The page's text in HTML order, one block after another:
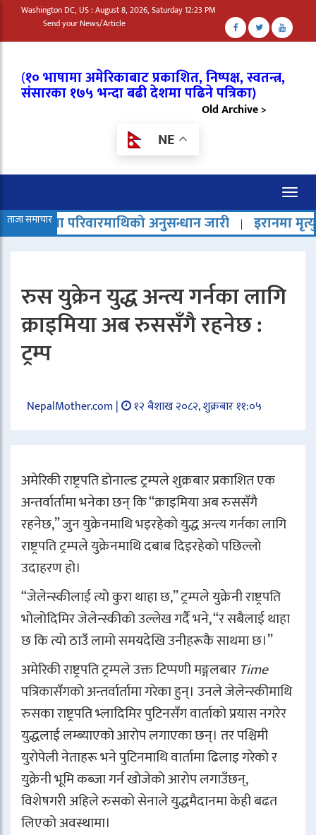
Washington DC, US : August 8, 2026, Saturday 12:23 PM
Send your News/Article
(१० भाषामा अमेरिकाबाट प्रकाशित, निष्पक्ष, स्वतन्त्र,
संसारका १७५ भन्दा बढी देशमा पढिने पत्रिका)
Old Archive >
NE
ताजा समाचार अनुसन्धान जारी | इरानमा मृत्युदण्ड बढेको भन्दै
रुस युक्रेन युद्ध अन्त्य गर्नका लागि
क्राइमिया अब रुससँगै रहनेछ :
ट्रम्प
NepalMother.com | १२ बैशाख २०८२, शुक्रबार ११:०५
अमेरिकी राष्ट्रपति डोनाल्ड ट्रम्पले शुक्रबार प्रकाशित एक
अन्तर्वार्तामा भनेका छन् कि “क्राइमिया अब रुससँगै
रहनेछ,” जुन युक्रेनमाथि भइरहेको युद्ध अन्त्य गर्नका लागि
राष्ट्रपति ट्रम्पले युक्रेनमाथि दबाब दिइरहेको पछिल्लो
उदाहरण हो।
“जेलेन्स्कीलाई त्यो कुरा थाहा छ,” ट्रम्पले युक्रेनी राष्ट्रपति
भोलोदिमिर जेलेन्स्कीको उल्लेख गर्दै भने, “र सबैलाई थाहा
छ कि त्यो ठाउँ लामो समयदेखि उनीहरूकै साथमा छ।”
अमेरिकी राष्ट्रपति ट्रम्पले उक्त टिप्पणी मङ्गलबार Time
पत्रिकासँगको अन्तर्वार्तामा गरेका हुन्। उनले जेलेन्स्कीमाथि
रुसका राष्ट्रपति भ्लादिमिर पुटिनसँग वार्ताको प्रयास नगरेर
युद्धलाई लम्ब्याएको आरोप लगाएका छन्। तर पश्चिमी
युरोपेली नेताहरू भने पुटिनमाथि वार्तामा ढिलाइ गरेको र
युक्रेनी भूमि कब्जा गर्न खोजेको आरोप लगाउँछन्,
विशेषगरी अहिले रुसको सेनाले युद्धमैदानमा केही बढत
लिएको अवस्थामा।